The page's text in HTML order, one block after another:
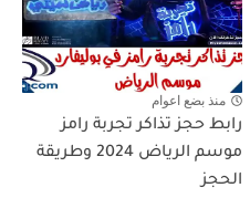
منذ بضع اعوام
رابط حجز تذاكر تجربة رامز
موسم الرياض 2024 وطريقة
الحجز